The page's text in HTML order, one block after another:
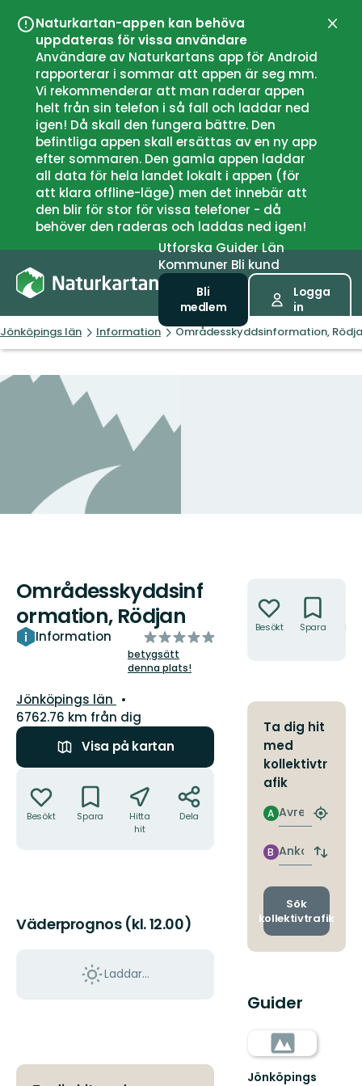
Naturkartan-appen kan behöva
uppdateras för vissa användare
Användare av Naturkartans app för Android
rapporterar i sommar att appen är seg mm.
Vi rekommenderar att man raderar appen
helt från sin telefon i så fall och laddar ned
igen! Då skall den fungera bättre. Den
befintliga appen skall ersättas av en ny app
efter sommaren. Den gamla appen laddar
all data för hela landet lokalt i appen (för
att klara offline-läge) men det innebär att
den blir för stor för vissa telefoner - då
behöver den raderas och laddas ned igen!
UtforskaGuiderLän
Kommuner Bli kund
Bli
medlem
Logga
in
Jönköpings län Information Områdesskyddsinformation,
Områdesskyddsinf
ormation, Rödjan
Information
av
5
stjärnor
betygsätt
denna plats!
Län:
Jönköpings län
6762.76 km från dig
Visa på kartan
Besökt Spara
Hitta
hit
Dela
Väderprognos (kl. 12.00)
Laddar...
Besökt Spara
Ta dig hit
med
kollektivtr
afik
Avresa
A
Hitta
Ankomst
B
Byt
och
Sök
kollektivtrafik
Guider
Jönköpings